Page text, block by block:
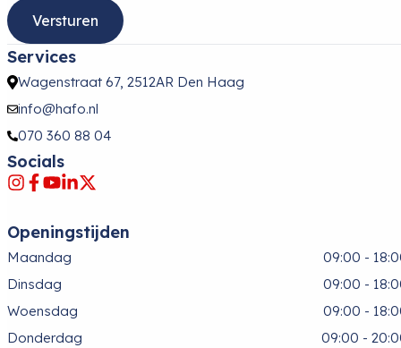
Services
Wagenstraat 67, 2512AR Den Haag
info@hafo.nl
070 360 88 04
Socials
Openingstijden
Maandag
09:00 -
Dinsdag
09:00 -
Woensdag
09:00 -
Donderdag
09:00 -